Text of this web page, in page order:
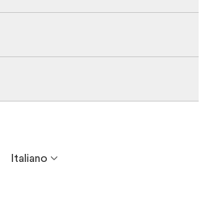
Italiano